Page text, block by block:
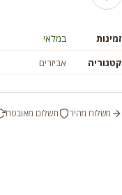
זמינות
במלאי
קטגוריה
אביזרים
משלוח מהיר תשלום מאובטח